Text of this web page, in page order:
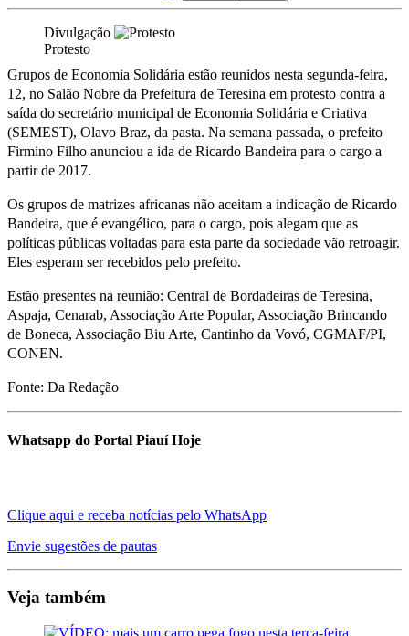
Divulgação
Protesto
Grupos de Economia Solidária estão reunidos nesta segunda-feira,
12, no Salão Nobre da Prefeitura de Teresina em protesto contra a
saída do secretário municipal de Economia Solidária e Criativa
(SEMEST), Olavo Braz, da pasta. Na semana passada, o prefeito
Firmino Filho anunciou a ida de Ricardo Bandeira para o cargo a
partir de 2017.
Os grupos de matrizes africanas não aceitam a indicação de Ricardo
Bandeira, que é evangélico, para o cargo, pois alegam que as
políticas públicas voltadas para esta parte da sociedade vão retroagir.
Eles esperam ser recebidos pelo prefeito.
Estão presentes na reunião: Central de Bordadeiras de Teresina,
Aspaja, Cenarab, Associação Arte Popular, Associação Brincando
de Boneca, Associação Biu Arte, Cantinho da Vovó, CGMAF/PI,
CONEN.
Fonte: Da Redação
Whatsapp do Portal Piauí Hoje
Clique aqui e receba notícias pelo WhatsApp
Envie sugestões de pautas
Veja também